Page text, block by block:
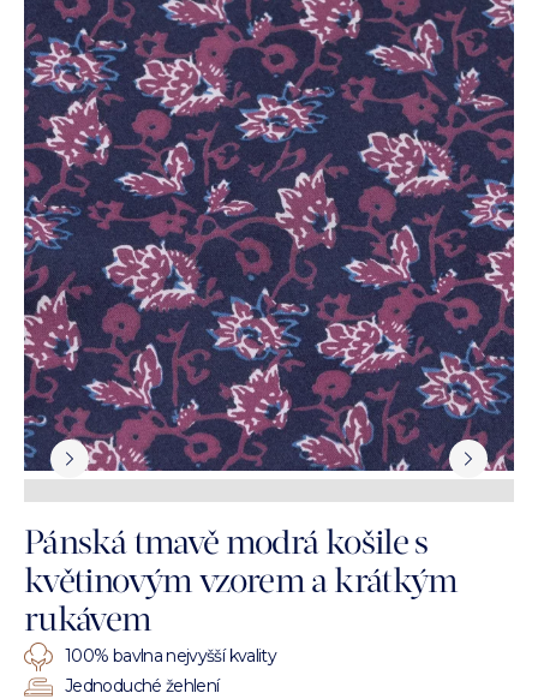
Pánská tmavě modrá košile s
květinovým vzorem a krátkým
rukávem
100% bavlna nejvyšší kvality
Jednoduché žehlení